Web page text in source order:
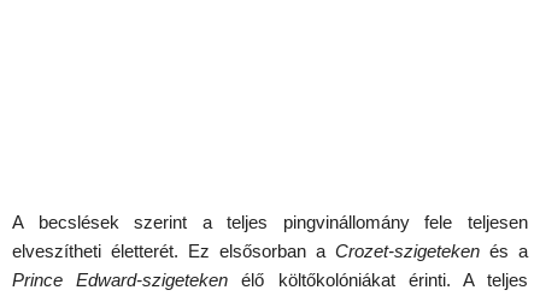
A becslések szerint a teljes pingvinállomány fele teljesen
elveszítheti életterét. Ez elsősorban a Crozet-szigeteken és a
Prince Edward-szigeteken élő költőkolóniákat érinti. A teljes